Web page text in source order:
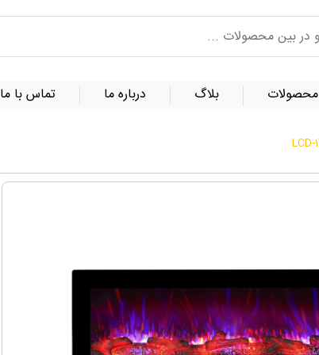
محصولات بلاگ درباره ما تماس با ما